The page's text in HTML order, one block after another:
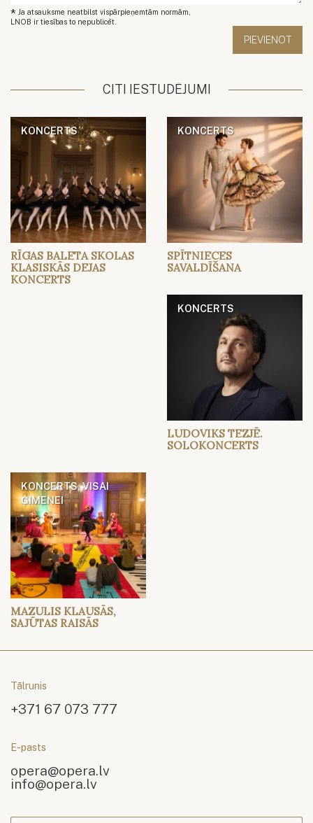
*
Ja atsauksme neatbilst vispārpieņemtām normām,
LNOB ir tiesības to nepublicēt.
CITI IESTUDĒJUMI
KONCERTS
RĪGAS BALETA SKOLAS
KLASISKĀS DEJAS
KONCERTS
KONCERTS
SPĪTNIECES
SAVALDĪŠANA
KONCERTS
LUDOVIKS TEZJĒ.
SOLOKONCERTS
KONCERTS, VISAI
ĢIMENEI
MAZULIS KLAUSĀS,
SAJŪTAS RAISĀS
Tālrunis
+371 67 073 777
E-pasts
opera@opera.lv
info@opera.lv